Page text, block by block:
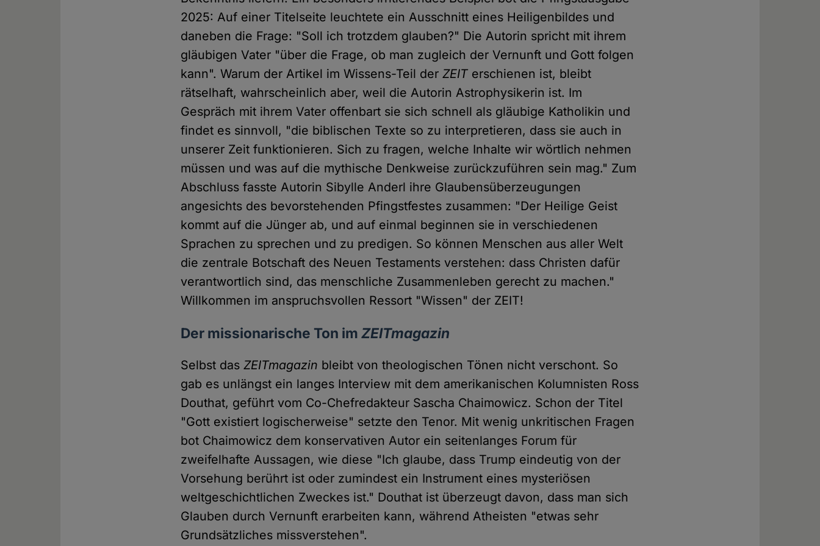
2025: Auf einer Titelseite leuchtete ein Ausschnitt eines Heiligenbildes und
daneben die Frage: "Soll ich trotzdem glauben?" Die Autorin spricht mit ihrem
gläubigen Vater "über die Frage, ob man zugleich der Vernunft und Gott folgen
kann". Warum der Artikel im Wissens-Teil derZEIT erschienen ist, bleibt
rätselhaft, wahrscheinlich aber, weil die Autorin Astrophysikerin ist. Im
Gespräch mit ihrem Vater offenbart sie sich schnell als gläubige Katholikin und
findet es sinnvoll, "die biblischen Texte so zu interpretieren, dass sie auch in
unserer Zeit funktionieren. Sich zu fragen, welche Inhalte wir wörtlich nehmen
müssen und was auf die mythische Denkweise zurückzuführen sein mag." Zum
Abschluss fasste Autorin Sibylle Anderl ihre Glaubensüberzeugungen
angesichts des bevorstehenden Pfingstfestes zusammen: "Der Heilige Geist
kommt auf die Jünger ab, und auf einmal beginnen sie in verschiedenen
Sprachen zu sprechen und zu predigen. So können Menschen aus aller Welt
die zentrale Botschaft des Neuen Testaments verstehen: dass Christen dafür
verantwortlich sind, das menschliche Zusammenleben gerecht zu machen."
Willkommen im anspruchsvollen Ressort "Wissen" der ZEIT!
Der missionarische Ton imZEITmagazin
Selbst dasZEITmagazin bleibt von theologischen Tönen nicht verschont. So
gab es unlängst ein langes Interview mit dem amerikanischen Kolumnisten Ross
Douthat, geführt vom Co-Chefredakteur Sascha Chaimowicz. Schon der Titel
"Gott existiert logischerweise" setzte den Tenor. Mit wenig unkritischen Fragen
bot Chaimowicz dem konservativen Autor ein seitenlanges Forum für
zweifelhafte Aussagen, wie diese "Ich glaube, dass Trump eindeutig von der
Vorsehung berührt ist oder zumindest ein Instrument eines mysteriösen
weltgeschichtlichen Zweckes ist." Douthat ist überzeugt davon, dass man sich
Glauben durch Vernunft erarbeiten kann, während Atheisten "etwas sehr
Grundsätzliches missverstehen".